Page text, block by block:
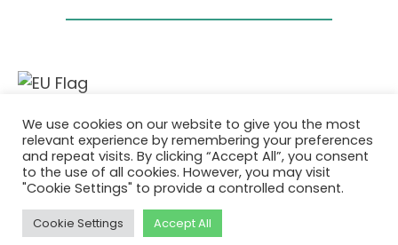
Este proyecto ha recibido financiación del
programa de investigación e innovación
Horizonte 2020 de la Unión Europea en virtud
del acuerdo de subvención No. 101036418.
Política de Privacidad
We use cookies on our website to give you the most
relevant experience by remembering your preferences
and repeat visits. By clicking “Accept All”, you consent
to the use of all cookies. However, you may visit
"Cookie Settings" to provide a controlled consent.
Cookie Settings Accept All